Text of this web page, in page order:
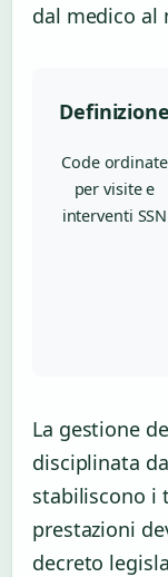
dal medico al
Definizione
Code ordinate
per visite e
interventi SSN
La gestione
disciplinata
stabiliscono i
prestazioni
decreto